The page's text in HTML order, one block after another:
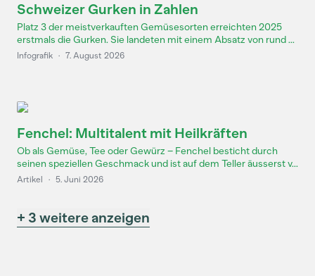
Schweizer Gurken in Zahlen
Platz 3 der meistverkauften Gemüsesorten erreichten 2025
erstmals die Gurken. Sie landeten mit einem Absatz von rund ...
Infografik · 7. August 2026
Fenchel: Multitalent mit Heilkräften
Ob als Gemüse, Tee oder Gewürz – Fenchel besticht durch
seinen speziellen Geschmack und ist auf dem Teller äusserst v...
Artikel · 5. Juni 2026
+ 3 weitere anzeigen